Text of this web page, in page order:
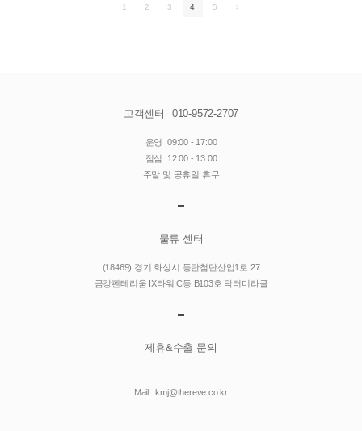
1 2 3 4 5
고객센터 010-9572-2707
운영 09:00 - 17:00
점심
12:00 - 13:00
주말 및 공휴일 휴무
물류 센터
(18469) 경기 화성시 동탄첨단산업1로 27
금강펜테리움 IX타워 C동 B103호 닥터미라클
제휴&수출 문의
Mail : kmj@thereve.co.kr